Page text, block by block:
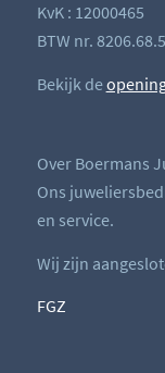
KvK : 12000465
BTW nr.
Bekijk de
Over Boermans
Ons
en service.
Wij zijn
FGZ